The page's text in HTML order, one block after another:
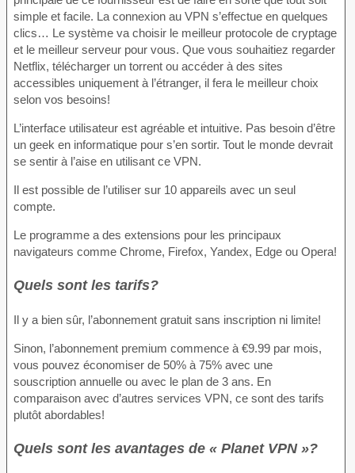
simple et facile. La connexion au VPN s’effectue en quelques
clics… Le système va choisir le meilleur protocole de cryptage
et le meilleur serveur pour vous. Que vous souhaitiez regarder
Netflix, télécharger un torrent ou accéder à des sites
accessibles uniquement à l’étranger, il fera le meilleur choix
selon vos besoins!
L’interface utilisateur est agréable et intuitive. Pas besoin d’être
un geek en informatique pour s’en sortir. Tout le monde devrait
se sentir à l’aise en utilisant ce VPN.
Il est possible de l’utiliser sur 10 appareils avec un seul
compte.
Le programme a des extensions pour les principaux
navigateurs comme Chrome, Firefox, Yandex, Edge ou Opera!
Quels sont les tarifs?
Il y a bien sûr, l’abonnement gratuit sans inscription ni limite!
Sinon, l’abonnement premium commence à €9.99 par mois,
vous pouvez économiser de 50% à 75% avec une
souscription annuelle ou avec le plan de 3 ans. En
comparaison avec d’autres services VPN, ce sont des tarifs
plutôt abordables!
Quels sont les avantages de « Planet VPN »?